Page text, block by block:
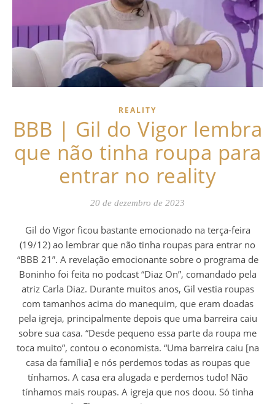
REALITY
BBB | Gil do Vigor lembra
que não tinha roupa para
entrar no reality
20 de dezembro de 2023
Gil do Vigor ficou bastante emocionado na terça-feira
(19/12) ao lembrar que não tinha roupas para entrar no
“BBB 21”. A revelação emocionante sobre o programa de
Boninho foi feita no podcast “Diaz On”, comandado pela
atriz Carla Diaz. Durante muitos anos, Gil vestia roupas
com tamanhos acima do manequim, que eram doadas
pela igreja, principalmente depois que uma barreira caiu
sobre sua casa. “Desde pequeno essa parte da roupa me
toca muito”, contou o economista. “Uma barreira caiu [na
casa da família] e nós perdemos todas as roupas que
tínhamos. A casa era alugada e perdemos tudo! Não
tínhamos mais roupas. A igreja que nos doou. Só tinha